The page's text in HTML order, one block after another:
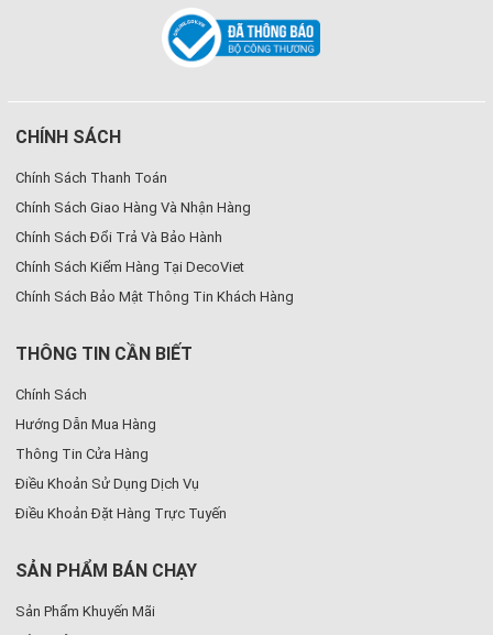
CHÍNH SÁCH
Chính Sách Thanh Toán
Chính Sách Giao Hàng Và Nhận Hàng
Chính Sách Đổi Trả Và Bảo Hành
Chính Sách Kiểm Hàng Tại DecoViet
Chính Sách Bảo Mật Thông Tin Khách Hàng
THÔNG TIN CẦN BIẾT
Chính Sách
Hướng Dẫn Mua Hàng
Thông Tin Cửa Hàng
Điều Khoản Sử Dụng Dịch Vụ
Điều Khoản Đặt Hàng Trực Tuyến
SẢN PHẨM BÁN CHẠY
Sản Phẩm Khuyến Mãi